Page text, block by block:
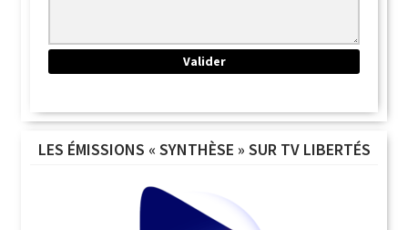
LES ÉMISSIONS « SYNTHÈSE » SUR TV LIBERTÉS